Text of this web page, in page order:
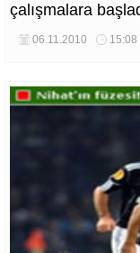
çalışmalara
06.11.2010 15:08